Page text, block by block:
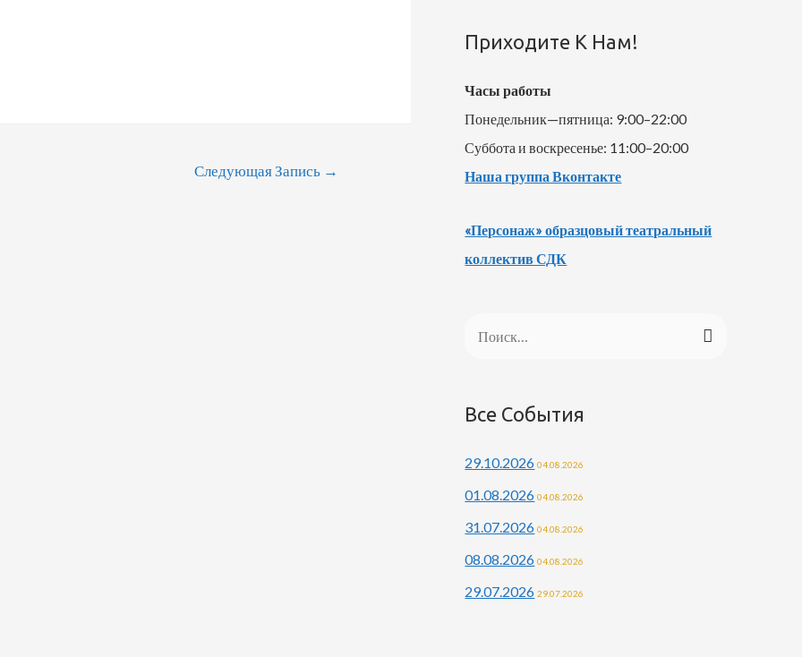
Следующая Запись →
Приходите К Нам!
Часы работы
Понедельник—пятница: 9:00–22:00
Суббота и воскресенье: 11:00–20:00
Наша группа Вконтакте
«Персонаж» образцовый театральный
коллектив СДК
т
:
Все События
29.10.2026 04.08.2026
01.08.2026 04.08.2026
31.07.2026 04.08.2026
08.08.2026 04.08.2026
29.07.2026 29.07.2026